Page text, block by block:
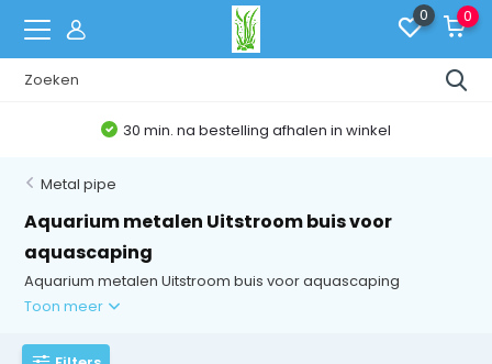
0 0
30 min. na bestelling afhalen in winkel
Metal pipe
Aquarium metalen Uitstroom buis voor
aquascaping
Aquarium metalen Uitstroom buis voor aquascaping
Toon meer